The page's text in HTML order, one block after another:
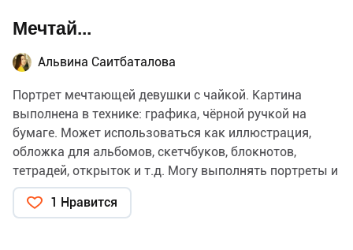
Мечтай...
Альвина Саитбаталова
Портрет мечтающей девушки с чайкой. Картина
выполнена в технике: графика, чёрной ручкой на
бумаге. Может использоваться как иллюстрация,
обложка для альбомов, скетчбуков, блокнотов,
тетрадей, открыток и т.д. Могу выполнять портреты и
иллюстрации на заказ в подобной стилистике.
1 Нравится